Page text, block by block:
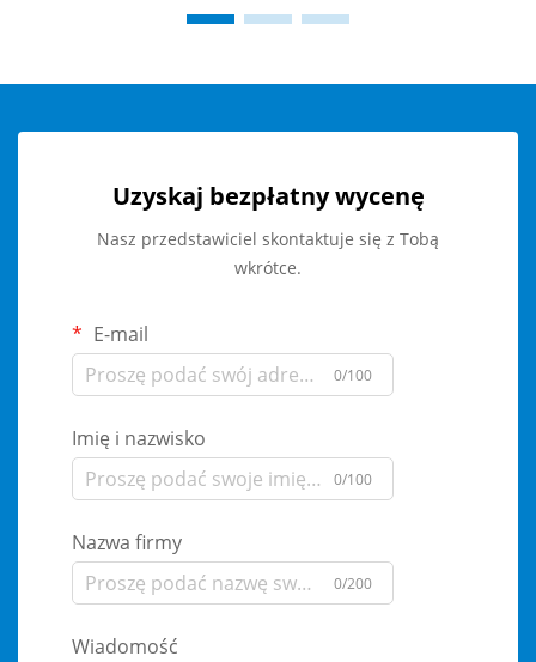
Uzyskaj bezpłatny wycenę
Nasz przedstawiciel skontaktuje się z Tobą
wkrótce.
E-mail
0/100
Imię i nazwisko
0/100
Nazwa firmy
0/200
Wiadomość